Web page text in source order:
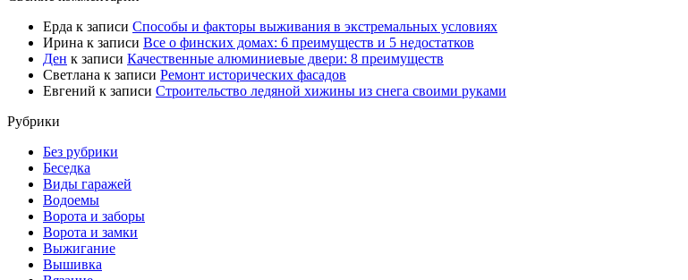
Ерда к записи Способы и факторы выживания в экстремальных условиях
Ирина к записи Все о финских домах: 6 преимуществ и 5 недостатков
Ден к записи Качественные алюминиевые двери: 8 преимуществ
Светлана к записи Ремонт исторических фасадов
Евгений к записи Строительство ледяной хижины из снега своими руками
Рубрики
Без рубрики
Беседка
Виды гаражей
Водоемы
Ворота и заборы
Ворота и замки
Выжигание
Вышивка